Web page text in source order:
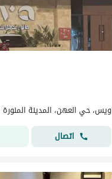
حي العهن، المدينة المنورة
اتصال